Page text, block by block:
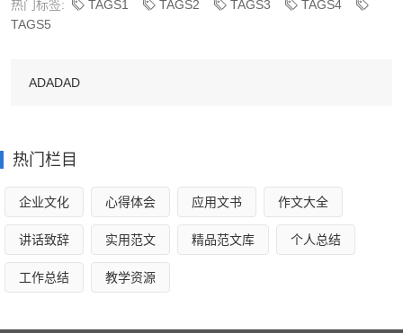
邀请部内各有关司局代表、各有关部门代表、各省（自
会务组报名参会。
3、会议时间与地点：
会议定于3月21日在北京京都信苑饭店举行，会期一
天。
热门标签: TAGS1 TAGS2 TAGS3
TAGS4
TAGS5
ADADAD
热门栏目
企业文化 心得体会 应用文书 作文大全
讲话致辞 实用范文 精品范文库 个人总结
工作总结 教学资源